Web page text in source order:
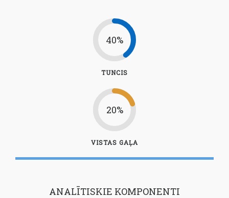
40%
TUNCIS
20%
VISTAS GAĻA
ANALĪTISKIE KOMPONENTI